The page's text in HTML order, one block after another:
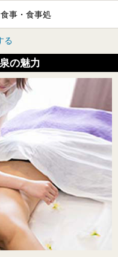
事・食事処
る
の魅力